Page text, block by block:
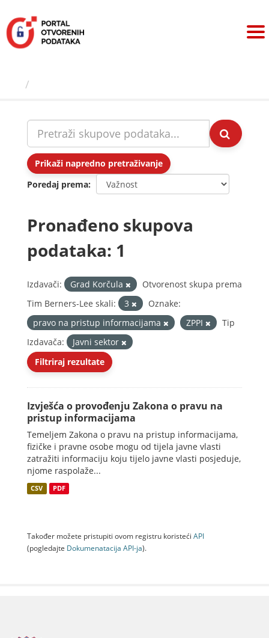
sadržaj
Prikaži napredno pretraživanje
Poredaj prema
Pronađeno skupova
podataka: 1
Izdavači: Grad Korčula
Otvorenost skupa prema
Tim Berners-Lee skali:
3
Oznake:
pravo na pristup informacijama
ZPPI
Tip
Izdavača:
Javni sektor
Filtriraj rezultate
Izvješća o provođenju Zakona o pravu na
pristup informacijama
Temeljem Zakona o pravu na pristup informacijama,
fizičke i pravne osobe mogu od tijela javne vlasti
zatražiti informaciju koju tijelo javne vlasti posjeduje,
njome raspolaže...
CSV PDF
Također možete pristupiti ovom registru koristeći API
(pogledajte Dokumenаtаcijа API-jа).